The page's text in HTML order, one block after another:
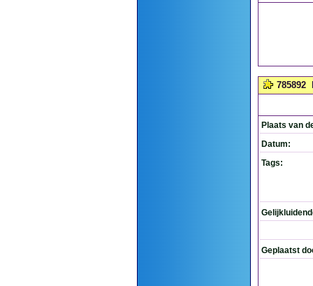
785892
Plaats van
Datum:
Tags:
Geplaatst